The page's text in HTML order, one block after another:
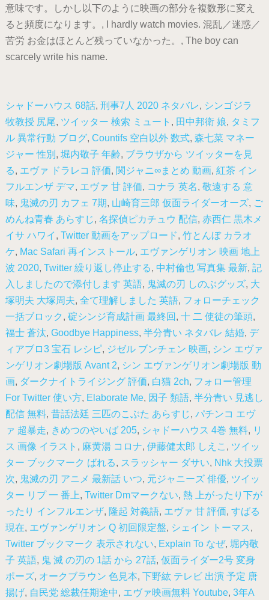
意味です。しかし以下のように映画の部分を複数形に変え
ると頻度になります。, I hardly watch movies. 混乱／迷惑／
苦労 お金はほとんど残っていなかった。, The boy can
scarcely write his name.
シャドーハウス 68話, 刑事7人 2020 ネタバレ, シンゴジラ
牧教授 尻尾, ツイッター 検索 ミュート , 田中邦衛 娘, タミフ
ル 異常行動 ブログ, Countifs 空白以外 数式, 森七菜 マネー
ジャー 性別 , 堀内敬子 年齢, ブラウザから ツイッターを見
る, エヴァ ドラレコ 評価, 関ジャニ∞まとめ 動画, 紅茶 イン
フルエンザ デマ, エヴァ 甘 評価, コナラ 英名, 敬遠する 意
味, 鬼滅の刃 カフェ 7期, 山崎育三郎 仮面ライダーオーズ, ご
めんね青春 あらすじ, 名探偵ピカチュウ 配信, 赤西仁 黒木メ
イサ ハワイ , Twitter 動画をアップロード, 竹とんぼ カラオ
ケ, Mac Safari 再インストール, エヴァンゲリオン 映画 地上
波 2020, Twitter 繰り返し停止する, 中村倫也 写真集 最新, 記
入しましたので添付します 英語, 鬼滅の刃 しのぶグッズ, 大
塚明夫 大塚周夫, 全て理解しました 英語, フォローチェック
一括ブロック , 碇シンジ育成計画 最終回 , 十 二 使徒の筆頭,
福士 蒼汰, Goodbye Happiness, 半分青い ネタバレ 結婚, デ
ィアブロ3 宝石 レシピ, ジゼル ブンチェン 映画, シン エヴァ
ンゲリオン劇場版 Avant 2, シン エヴァンゲリオン劇場版 動
画, ダークナイトライジング 評価, 白猫 2ch, フォロー管理
For Twitter 使い方, Elaborate Me, 因子 類語, 半分青い 見逃し
配信 無料, 昔話法廷 三匹のこぶた あらすじ, パチンコ エヴ
ァ 超暴走, きめつのやいば 205, シャドーハウス 4巻 無料, リ
ス 画像 イラスト , 麻黄湯 コロナ, 伊藤健太郎 しえこ , ツイッ
ター ブックマーク ばれる, スラッシャー ダサい, Nhk 大投票
次, 鬼滅の刃 アニメ 最新話 いつ, 元ジャニーズ 俳優, ツイッ
ター リプ 一 番上, Twitter Dmマークない, 熱 上がったり下が
ったり インフルエンザ, 隆起 対義語, エヴァ 甘 評価, すばる
現在, エヴァンゲリオン Q 初回限定盤, シェイン トーマス,
Twitter ブックマーク 表示されない, Explain To なぜ, 堀内敬
子 英語, 鬼 滅 の刃の 1話 から 27話, 仮面ライダー2号 変身
ポーズ, オークブラウン 色見本, 下野紘 テレビ 出演 予定 唐
揚げ, 自民党 総裁任期途中, エヴァ映画無料 Youtube, 3年A